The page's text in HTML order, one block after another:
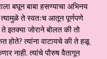
बघून बाबा हसण्याचा अभिनय
ते स्वतःच आतून पूर्णपणे
इतक्या जोराने बोलत की तो
त्यांना वाटायचे की ते हळू
नाही. त्यांचे पौरुष वैतागून